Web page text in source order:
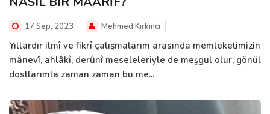
17 Sep, 2023 Mehmed Kirkinci
Yıllardır ilmî ve fikrî çalışmalarım arasında memleketimizin
mânevî, ahlâkî, derûnî meseleleriyle de meşgul olur, gönül
dostlarımla zaman zaman bu me...